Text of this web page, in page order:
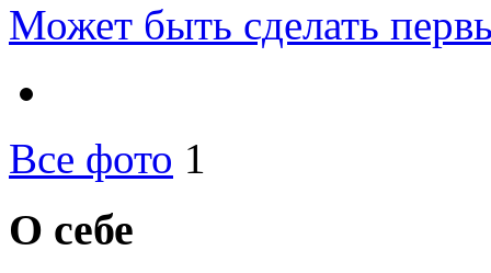
Может быть сделать
Все фото 1
О себе